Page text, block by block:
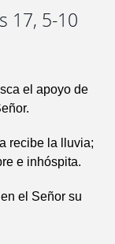
17, 5-10
el apoyo de
recibe la lluvia;
e inhóspita.
el Señor su